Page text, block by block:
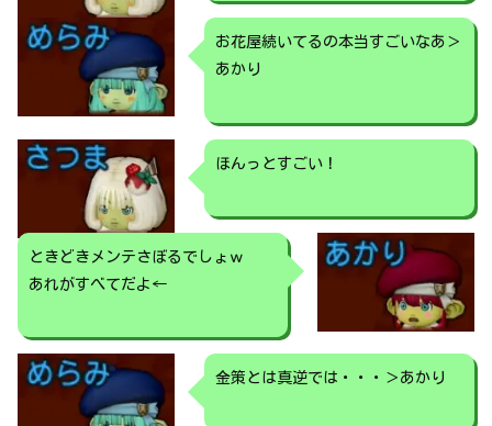
お花屋続いてるの本当すごいなあ＞
あかり
ほんっとすごい！
ときどきメンテさぼるでしょｗ
あれがすべてだよ←
金策とは真逆では・・・＞あかり